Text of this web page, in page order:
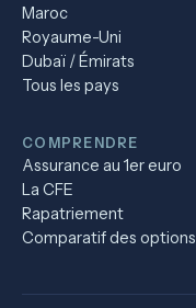
Maroc
Royaume-Uni
Dubaï / Émirats
Tous les pays
COMPRENDRE
Assurance au 1er euro
La CFE
Rapatriement
Comparatif des options